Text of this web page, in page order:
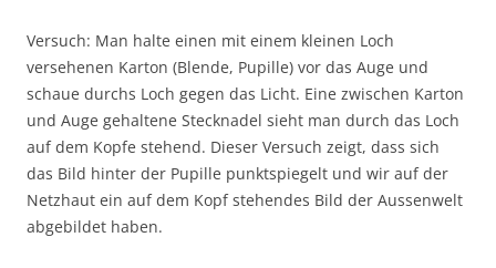
Versuch: Man halte einen mit einem kleinen Loch
versehenen Karton (Blende, Pupille) vor das Auge und
schaue durchs Loch gegen das Licht. Eine zwischen Karton
und Auge gehaltene Stecknadel sieht man durch das Loch
auf dem Kopfe stehend. Dieser Versuch zeigt, dass sich
das Bild hinter der Pupille punktspiegelt und wir auf der
Netzhaut ein auf dem Kopf stehendes Bild der Aussenwelt
abgebildet haben.